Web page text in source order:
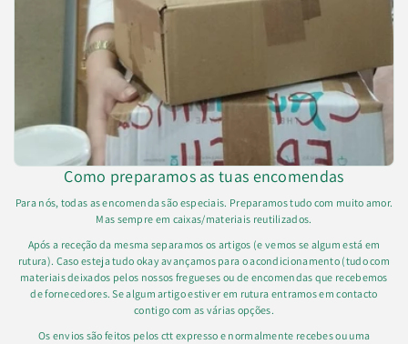
Como preparamos as tuas encomendas
Para nós, todas as encomenda são especiais. Preparamos tudo com muito amor.
Mas sempre em caixas/materiais reutilizados.
Após a receção da mesma separamos os artigos (e vemos se algum está em
rutura). Caso esteja tudo okay avançamos para o acondicionamento (tudo com
materiais deixados pelos nossos fregueses ou de encomendas que recebemos
de fornecedores. Se algum artigo estiver em rutura entramos em contacto
contigo com as várias opções.
Os envios são feitos pelos ctt expresso e normalmente recebes ou uma